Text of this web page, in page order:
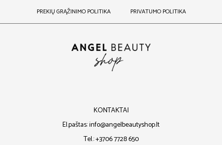
PREKIŲ GRĄŽINIMO POLITIKA PRIVATUMO POLITIKA
KONTAKTAI
El.paštas: info@angelbeautyshop.lt
Tel.: +3706 7728 650